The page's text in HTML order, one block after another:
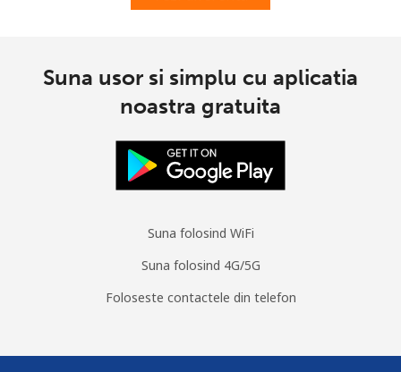
Suna usor si simplu cu aplicatia
noastra gratuita
Suna folosind WiFi
Suna folosind 4G/5G
Foloseste contactele din telefon